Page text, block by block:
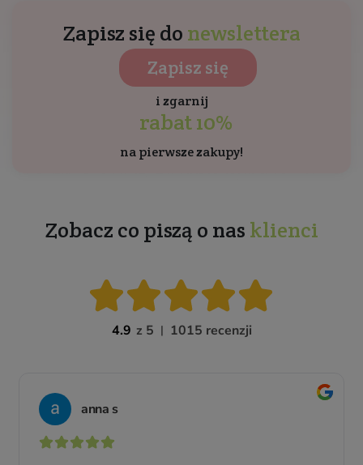
Zapisz się do newslettera
Zapisz się
i zgarnij
rabat 10%
na pierwsze zakupy!
Zobacz co piszą o nas klienci